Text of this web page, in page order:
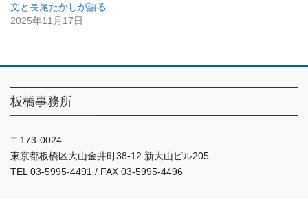
文と長尾たかしが語る
2025年11月17日
板橋事務所
〒173-0024
東京都板橋区大山金井町38-12 新大山ビル205
TEL 03-5995-4491 / FAX 03-5995-4496